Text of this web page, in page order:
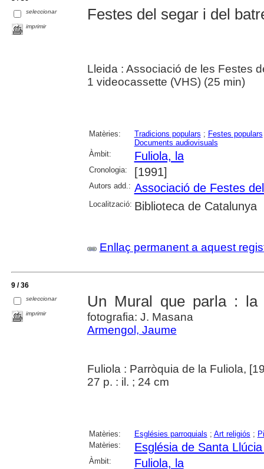
seleccionar
imprimir
Festes del segar i del
Lleida : Associació de les Festes
1 videocassette (VHS) (25 min)
Matèries: Tradicions populars ; Festes populars
Documents audiovisuals
Àmbit:
Fuliola, la
Cronologia: [1991]
Autors add.: Associació de Festes
Localització: Biblioteca de Catalunya
Enllaç permanent a aquest
9 / 36
seleccionar
imprimir
Un Mural que parla : la
fotografia: J. Masana
Armengol, Jaume
Fuliola : Parròquia de la Fuliola,
27 p. : il. ; 24 cm
Matèries: Esglésies parroquials ; Art religiós ;
Matèries:
Església de Santa
Àmbit: Fuliola, la